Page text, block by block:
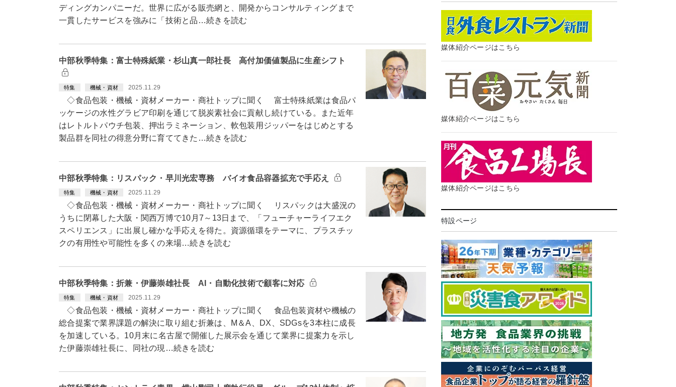
ディングカンパニーだ。世界に広がる販売網と、開発からコンサルティングまで
一貫したサービスを強みに「技術と品…続きを読む
中部秋季特集：富士特殊紙業・杉山真一郎社長 高付加価値製品に生産シフト
特集 機械・資材 2025.11.29
◇食品包装・機械・資材メーカー・商社トップに聞く 富士特殊紙業は食品パ
ッケージの水性グラビア印刷を通じて脱炭素社会に貢献し続けている。また近年
はレトルトパウチ包装、押出ラミネーション、軟包装用ジッパーをはじめとする
製品群を同社の得意分野に育ててきた…続きを読む
中部秋季特集：リスパック・早川光宏専務 バイオ食品容器拡充で手応え
特集 機械・資材 2025.11.29
◇食品包装・機械・資材メーカー・商社トップに聞く リスパックは大盛況の
うちに閉幕した大阪・関西万博で10月7～13日まで、「フューチャーライフエク
スペリエンス」に出展し確かな手応えを得た。資源循環をテーマに、プラスチッ
クの有用性や可能性を多くの来場…続きを読む
中部秋季特集：折兼・伊藤崇雄社長 AI・自動化技術で顧客に対応
特集 機械・資材 2025.11.29
◇食品包装・機械・資材メーカー・商社トップに聞く 食品包装資材や機械の
総合提案で業界課題の解決に取り組む折兼は、M＆A、DX、SDGsを3本柱に成長
を加速している。10月末に名古屋で開催した展示会を通じて業界に提案力を示し
た伊藤崇雄社長に、同社の現…続きを読む
媒体紹介ページはこちら
媒体紹介ページはこちら
媒体紹介ページはこちら
特設ページ